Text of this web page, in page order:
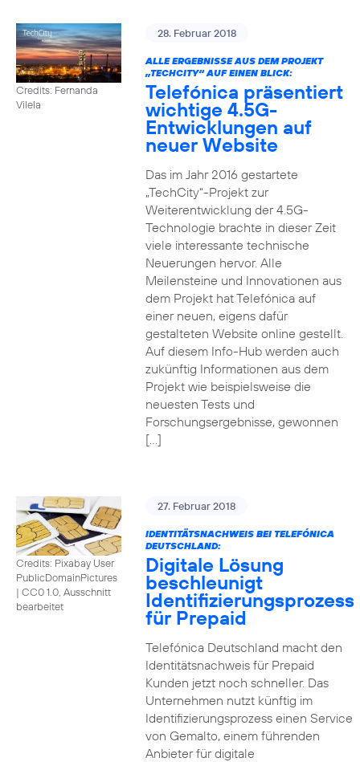
Credits: Fernanda
Vilela
28. Februar 2018
ALLE ERGEBNISSE AUS DEM PROJEKT
„TECHCITY“ AUF EINEN BLICK:
Telefónica präsentiert
wichtige 4.5G-
Entwicklungen auf
neuer Website
Das im Jahr 2016 gestartete
„TechCity“-Projekt zur
Weiterentwicklung der 4.5G-
Technologie brachte in dieser Zeit
viele interessante technische
Neuerungen hervor. Alle
Meilensteine und Innovationen aus
dem Projekt hat Telefónica auf
einer neuen, eigens dafür
gestalteten Website online gestellt.
Auf diesem Info-Hub werden auch
zukünftig Informationen aus dem
Projekt wie beispielsweise die
neuesten Tests und
Forschungsergebnisse, gewonnen
[…]
Credits: Pixabay User
PublicDomainPictures
| CC0 1.0, Ausschnitt
bearbeitet
27. Februar 2018
IDENTITÄTSNACHWEIS BEI TELEFÓNICA
DEUTSCHLAND:
Digitale Lösung
beschleunigt
Identifizierungsprozess
für Prepaid
Telefónica Deutschland macht den
Identitätsnachweis für Prepaid
Kunden jetzt noch schneller. Das
Unternehmen nutzt künftig im
Identifizierungsprozess einen Service
von Gemalto, einem führenden
Anbieter für digitale